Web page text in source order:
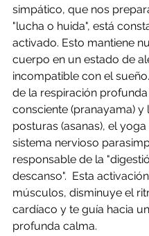
simpático, que nos
"lucha o huida", está
activado. Esto mantiene
cuerpo en un estado de
incompatible con el
de la respiración
consciente (pranayama) y
posturas (asanas), el
sistema nervioso
responsable de la
descanso".  Esta
músculos, disminuye el
cardíaco y te guía hacia
profunda calma.